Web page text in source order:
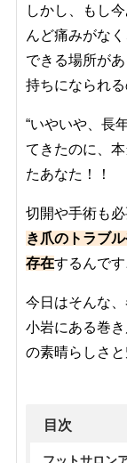
しかし、もし
んど痛みがな
できる場所が
持ちになられ
“いやいや、長
てきたのに、
たあなた！！
切開や手術も必
き爪のトラブ
存在するんです
今日はそんな
小岩にある巻
の素晴らしさ
目次